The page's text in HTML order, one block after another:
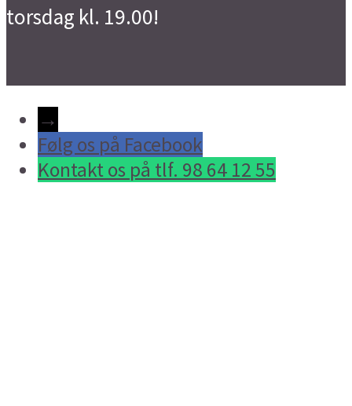
torsdag kl. 19.00!
→
Følg os på Facebook
Kontakt os på tlf. 98 64 12 55